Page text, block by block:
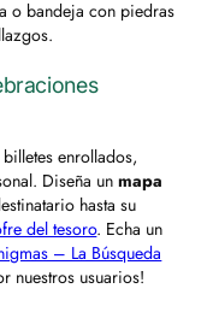
o bandeja con piedras
enrollados,
Diseña unmapa
hasta su
del tesoro. Echa un
– La Búsqueda
nuestros usuarios!